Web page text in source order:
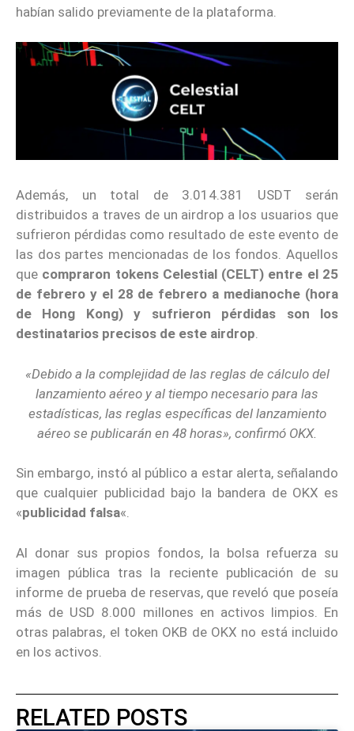
habían salido previamente de la plataforma.
Además, un total de 3.014.381 USDT serán
distribuidos a traves de un airdrop a los usuarios que
sufrieron pérdidas como resultado de este evento de
las dos partes mencionadas de los fondos. Aquellos
que compraron tokens Celestial (CELT) entre el 25
de febrero y el 28 de febrero a medianoche (hora
de Hong Kong) y sufrieron pérdidas son los
destinatarios precisos de este airdrop.
«Debido a la complejidad de las reglas de cálculo del
lanzamiento aéreo y al tiempo necesario para las
estadísticas, las reglas específicas del lanzamiento
aéreo se publicarán en 48 horas», confirmó OKX.
Sin embargo, instó al público a estar alerta, señalando
que cualquier publicidad bajo la bandera de OKX es
«publicidad falsa«.
Al donar sus propios fondos, la bolsa refuerza su
imagen pública tras la reciente publicación de su
informe de prueba de reservas, que reveló que poseía
más de USD 8.000 millones en activos limpios. En
otras palabras, el token OKB de OKX no está incluido
en los activos.
RELATED POSTS